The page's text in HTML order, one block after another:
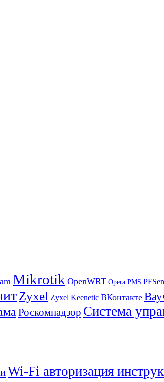
Mikrotik OpenWRT Opera PMS
Zyxel Zyxel Keenetic ВКонтакте
Роскомнадзор Система
Wi-Fi авторизация